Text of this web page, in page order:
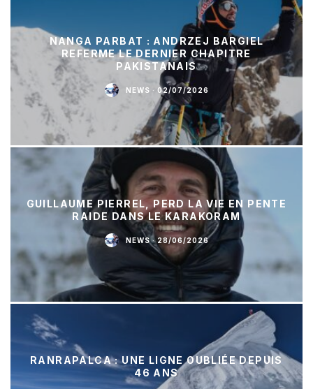
NANGA PARBAT : ANDRZEJ BARGIEL
REFERME LE DERNIER CHAPITRE
PAKISTANAIS
NEWS · 02/07/2026
GUILLAUME PIERREL, PERD LA VIE EN PENTE
RAIDE DANS LE KARAKORAM
NEWS · 28/06/2026
RANRAPALCA : UNE LIGNE OUBLIÉE DEPUIS
46 ANS